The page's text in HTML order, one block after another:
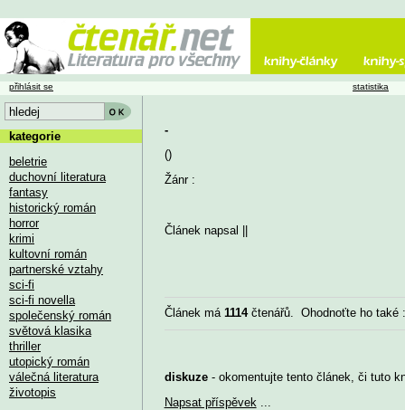
-
()
Žánr :
Článek napsal
Článek má 1114čtenářů. Ohodnoťte ho
diskuze- okomentujte tento článek, či tuto
Napsat příspěvek
přihlásit se statistika
kategorie
beletrie
duchovní literatura
fantasy
historický román
horror
krimi
kultovní román
partnerské vztahy
sci-fi
sci-fi novella
společenský román
světová klasika
thriller
utopický román
válečná literatura
životopis